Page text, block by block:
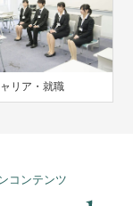
リア・就職
コンテンツ